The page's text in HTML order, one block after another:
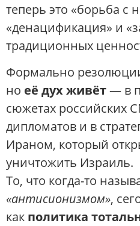
теперь это «борьба с
«денацификация» и
традиционных
Формально
но её дух живёт— в
сюжетах российских
дипломатов и в
Ираном, который
уничтожить Израиль.
То, что когда-то
«антисионизмом»,
как политика